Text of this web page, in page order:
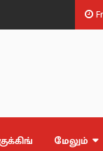
மேலும்